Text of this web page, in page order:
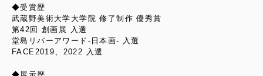
◆受賞歴
武蔵野美術大学大学院 修了制作 優秀賞
第42回 創画展 入選
堂島リバーアワード-日本画- 入選
FACE2019、2022 入選